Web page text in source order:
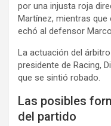
por una injusta roja
Martínez, mientras
echó al defensor
La actuación del
presidente de Racing,
que se sintió robado.
Las posibles
del partido